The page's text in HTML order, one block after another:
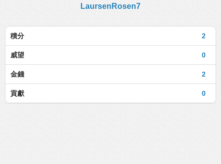
LaursenRosen7
2
積分
0
威望
2
金錢
0
貢獻